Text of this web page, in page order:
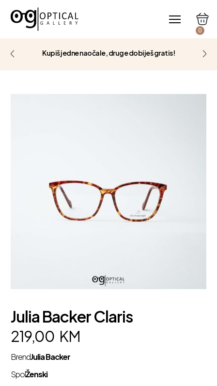
0
Kupiš jedne naočale, druge dobiješ gratis!
Julia Backer Claris
219,00 KM
BrendJulia Backer
SpolŽenski